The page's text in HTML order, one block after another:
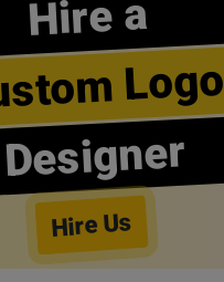
Hire a
Logo
Designer
Hire Us